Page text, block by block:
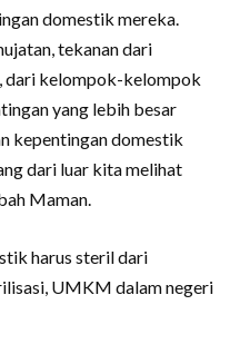
domestik mereka.
tekanan dari
dari kelompok-kelompok
yang lebih besar
kepentingan domestik
dari luar kita melihat
Maman.
harus steril dari
UMKM dalam negeri